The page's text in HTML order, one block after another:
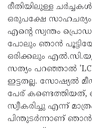
രീതിയിലുള്ള
ഒരുപക്ഷേ
എന്റെ സ്വന്തം
പോലും ഞാൻ
ഒരിക്കലും എൽ.സി.യു
സത്യം പറഞ്ഞാൽ
ഇട്ടതല്ല. സോഷ്യൽ
പേര്
സ്വീകരിച്ചു എന്ന്
പിന്തുടർന്നാണ്